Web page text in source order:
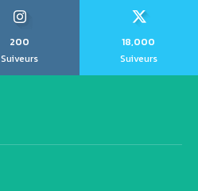
200
Suiveurs
18,000
Suiveurs